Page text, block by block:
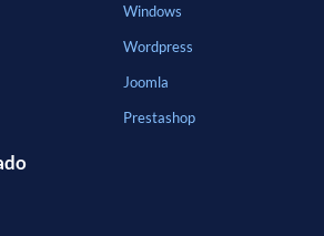
Windows
Wordpress
Joomla
Prestashop